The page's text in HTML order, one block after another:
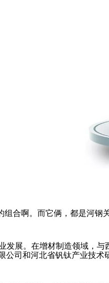
合啊。而它俩，都是河钢
发展。在增材制造领域，
公司和河北省钒钛产业技